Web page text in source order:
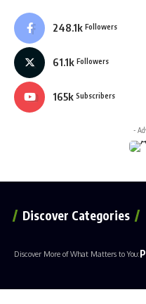
248.1k Followers
61.1k Followers
165k Subscribers
-
Discover Categories
Discover More of What Matters to You: